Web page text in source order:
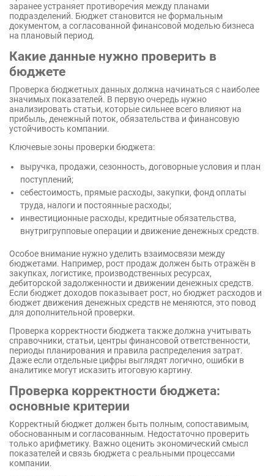
заранее устраняет противоречия между планами
подразделений. Бюджет становится не формальным
документом, а согласованной финансовой моделью бизнеса
на плановый период.
Какие данные нужно проверить в
бюджете
Проверка бюджетных данных должна начинаться с наиболее
значимых показателей. В первую очередь нужно
анализировать статьи, которые сильнее всего влияют на
прибыль, денежный поток, обязательства и финансовую
устойчивость компании.
Ключевые зоны проверки бюджета:
выручка, продажи, сезонность, договорные условия и план
поступлений;
себестоимость, прямые расходы, закупки, фонд оплаты
труда, налоги и постоянные расходы;
инвестиционные расходы, кредитные обязательства,
внутригрупповые операции и движение денежных средств.
Особое внимание нужно уделить взаимосвязи между
бюджетами. Например, рост продаж должен быть отражён в
закупках, логистике, производственных ресурсах,
дебиторской задолженности и движении денежных средств.
Если бюджет доходов показывает рост, но бюджет расходов и
бюджет движения денежных средств не меняются, это повод
для дополнительной проверки.
Проверка корректности бюджета также должна учитывать
справочники, статьи, центры финансовой ответственности,
периоды планирования и правила распределения затрат.
Даже если отдельные цифры выглядят логично, ошибки в
аналитике могут исказить итоговую картину.
Проверка корректности бюджета:
основные критерии
Корректный бюджет должен быть полным, сопоставимым,
обоснованным и согласованным. Недостаточно проверить
только арифметику. Важно оценить экономический смысл
показателей и связь бюджета с реальными процессами
компании.